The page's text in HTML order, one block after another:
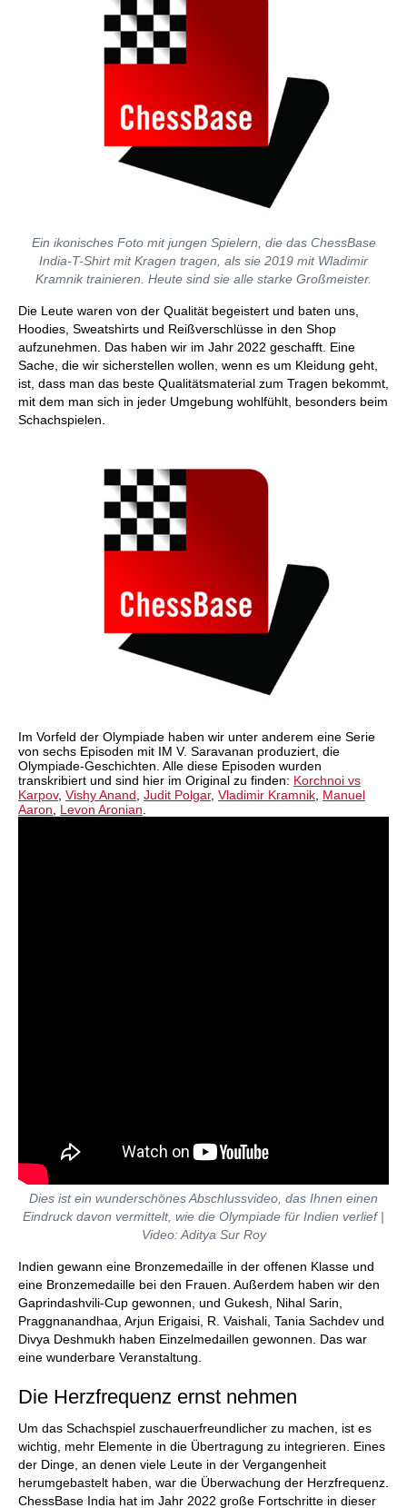
Ein ikonisches Foto mit jungen Spielern, die das ChessBase
India-T-Shirt mit Kragen tragen, als sie 2019 mit Wladimir
Kramnik trainieren. Heute sind sie alle starke Großmeister.
Die Leute waren von der Qualität begeistert und baten uns,
Hoodies, Sweatshirts und Reißverschlüsse in den Shop
aufzunehmen. Das haben wir im Jahr 2022 geschafft. Eine
Sache, die wir sicherstellen wollen, wenn es um Kleidung geht,
ist, dass man das beste Qualitätsmaterial zum Tragen bekommt,
mit dem man sich in jeder Umgebung wohlfühlt, besonders beim
Schachspielen.
Im Vorfeld der Olympiade haben wir unter anderem eine Serie
von sechs Episoden mit IM V. Saravanan produziert, die
Olympiade-Geschichten. Alle diese Episoden wurden
transkribiert und sind hier im Original zu finden: Korchnoi vs
Karpov, Vishy Anand Judit Polgar, Vladimir Kramnik Manuel
Aaron
Levon Aronian
Dies ist ein wunderschönes Abschlussvideo, das Ihnen einen
Eindruck davon vermittelt, wie die Olympiade für Indien verlief |
Video: Aditya Sur Roy
Indien gewann eine Bronzemedaille in der offenen Klasse und
eine Bronzemedaille bei den Frauen. Außerdem haben wir den
Gaprindashvili-Cup gewonnen, und Gukesh, Nihal Sarin,
Praggnanandhaa, Arjun Erigaisi, R. Vaishali, Tania Sachdev und
Divya Deshmukh haben Einzelmedaillen gewonnen. Das war
eine wunderbare Veranstaltung.
Die Herzfrequenz ernst nehmen
Um das Schachspiel zuschauerfreundlicher zu machen, ist es
wichtig, mehr Elemente in die Übertragung zu integrieren. Eines
der Dinge, an denen viele Leute in der Vergangenheit
herumgebastelt haben, war die Überwachung der Herzfrequenz.
ChessBase India hat im Jahr 2022 große Fortschritte in dieser